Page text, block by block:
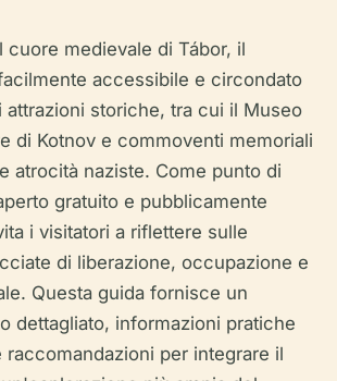
cuore medievale di Tábor, il
accessibile e circondato
attrazioni storiche, tra cui il Museo
di Kotnov e commoventi memoriali
atrocità naziste. Come punto di
gratuito e pubblicamente
i visitatori a riflettere sulle
di liberazione, occupazione e
Questa guida fornisce un
dettagliato, informazioni pratiche
raccomandazioni per integrare il